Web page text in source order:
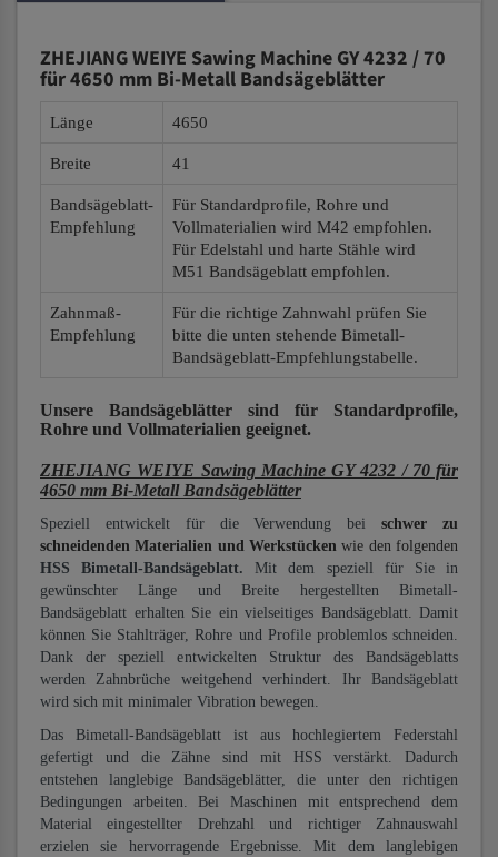
ZHEJIANG WEIYE Sawing Machine GY 4232 / 70
für 4650 mm Bi-Metall Bandsägeblätter
Länge 4650
Breite 41
Bandsägeblatt-
Empfehlung
Für Standardprofile, Rohre und
Vollmaterialien wird M42 empfohlen.
Für Edelstahl und harte Stähle wird
M51 Bandsägeblatt empfohlen.
Zahnmaß-
Empfehlung
Für die richtige Zahnwahl prüfen Sie
bitte die unten stehende Bimetall-
Bandsägeblatt-Empfehlungstabelle.
Unsere Bandsägeblätter sind für Standardprofile,
Rohre und Vollmaterialien geeignet.
ZHEJIANG WEIYE Sawing Machine GY 4232 / 70 für
4650 mm Bi-Metall Bandsägeblätter
Speziell entwickelt für die Verwendung beischwer zu
schneidenden Materialien und Werkstücken wie den folgenden
HSS Bimetall-Bandsägeblatt. Mit dem speziell für Sie in
gewünschter Länge und Breite hergestellten Bimetall-
Bandsägeblatt erhalten Sie ein vielseitiges Bandsägeblatt. Damit
können Sie Stahlträger, Rohre und Profile problemlos schneiden.
Dank der speziell entwickelten Struktur des Bandsägeblatts
werden Zahnbrüche weitgehend verhindert. Ihr Bandsägeblatt
wird sich mit minimaler Vibration bewegen.
Das Bimetall-Bandsägeblatt ist aus hochlegiertem Federstahl
gefertigt und die Zähne sind mit HSS verstärkt. Dadurch
entstehen langlebige Bandsägeblätter, die unter den richtigen
Bedingungen arbeiten. Bei Maschinen mit entsprechend dem
Material eingestellter Drehzahl und richtiger Zahnauswahl
erzielen sie hervorragende Ergebnisse. Mit dem langlebigen